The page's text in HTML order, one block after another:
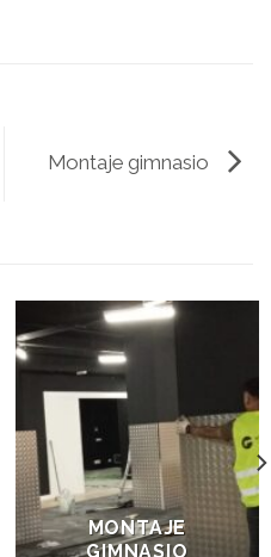
Montaje gimnasio
MONTAJE
GIMNASIO